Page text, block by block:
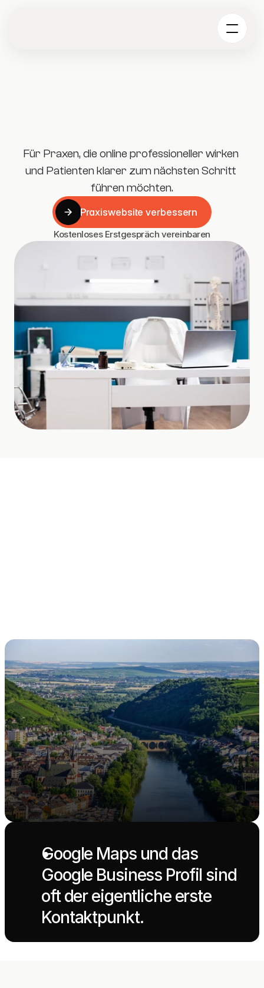
Für Praxen, die online professioneller wirken
und Patienten klarer zum nächsten Schritt
führen möchten.
Praxiswebsite verbessern
Kostenloses Erstgespräch vereinbaren
Google Maps und das
Google Business Profil sind
oft der eigentliche erste
Kontaktpunkt.